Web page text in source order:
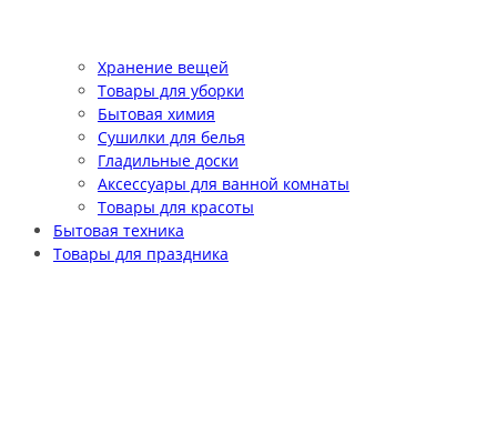
Хранение вещей
Товары для уборки
Бытовая химия
Сушилки для белья
Гладильные доски
Аксессуары для ванной комнаты
Товары для красоты
Бытовая техника
Товары для праздника